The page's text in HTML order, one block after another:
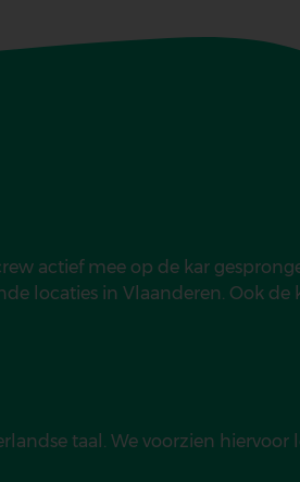
actief mee op de kar
locaties in Vlaanderen. Ook
taal. We voorzien